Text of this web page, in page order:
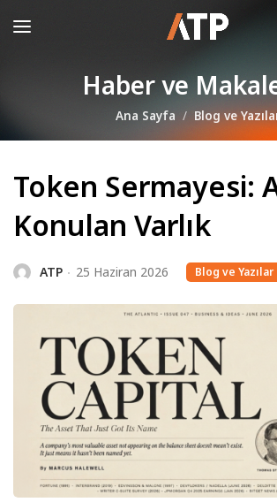
Haber ve
Ana Sayfa Blog ve
Token Sermayesi:
Konulan Varlık
ATP 25 Haziran 2026 Blog ve Yazılar